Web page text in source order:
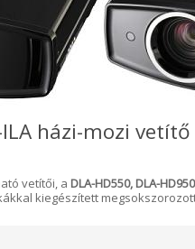
ILA házi-mozi vetítő
vetítői, a DLA-HD550, DLA-HD950
kiegészített